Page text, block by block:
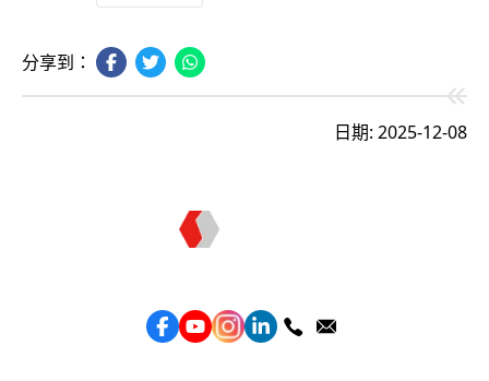
分享到：
日期: 2025-12-08